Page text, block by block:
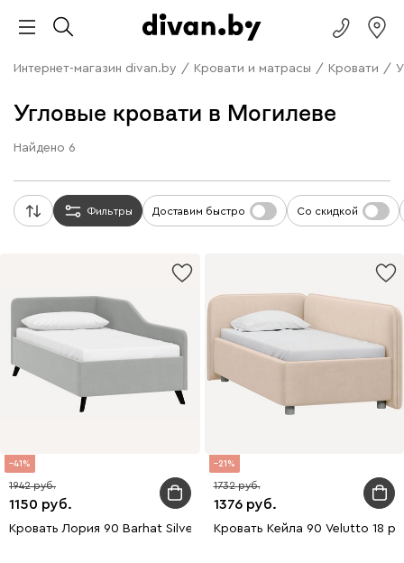
Интернет-магазин divan.by / Кровати и матрасы / Кровати /
Угловые кровати в Могилеве
Найдено 6
Фильтры Доставим быстро Со скидкой
41
1150
1942
Кровать Лория 90 Barhat Silver уценка
21
1376
1732
Кровать Кейла 90 Velutto 18